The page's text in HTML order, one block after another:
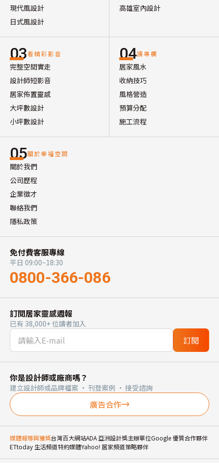
現代風設計
日式風設計
高雄室內設計
03看精彩影音
完整空間實走
設計師短影音
居家佈置靈感
大坪數設計
小坪數設計
04讀專欄
居家風水
收納技巧
風格營造
預算分配
施工流程
05關於幸福空間
關於我們
公司歷程
企業徵才
聯絡我們
隱私政策
免付費客服專線
平日 09:00~18:30
0800-366-086
訂閱居家靈感週報
已有 38,000+ 位讀者加入
訂閱
你是設計師或廠商嗎？
建立設計師或品牌檔案 · 刊登案例 · 接受諮詢
廣告合作
媒體報導與獲獎台灣百大網站ADA 亞洲設計獎主辦單位Google 優質合作夥伴
ETtoday 生活頻道特約媒體Yahoo! 居家頻道策略夥伴